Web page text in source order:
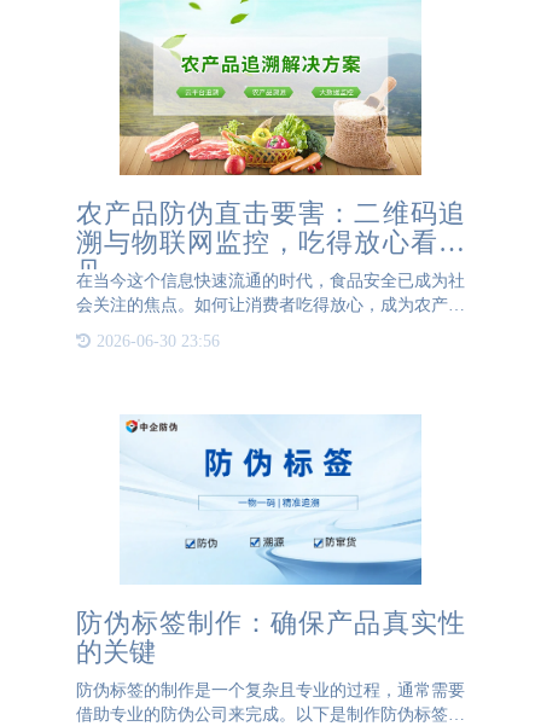
农产品防伪直击要害：二维码追
溯与物联网监控，吃得放心看得
见
在当今这个信息快速流通的时代，食品安全已成为社
会关注的焦点。如何让消费者吃得放心，成为农产品
行业亟待解决的关键问题。农产品防伪技术的引入，
尤其是二维码追溯与物联网监控的结合，直击食品安
2026-06-30 23:56
防伪标签制作：确保产品真实性
的关键
防伪标签的制作是一个复杂且专业的过程，通常需要
借助专业的防伪公司来完成。以下是制作防伪标签的